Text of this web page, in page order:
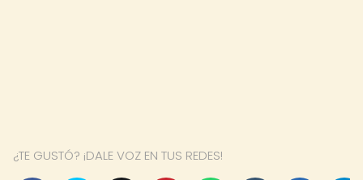
¿TE GUSTÓ? ¡DALE VOZ EN TUS REDES!